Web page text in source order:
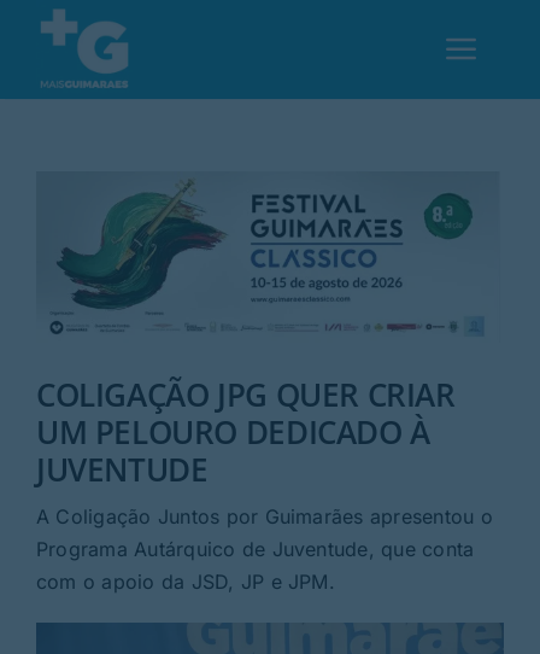
content
Desporto
Opinião
Região
Rubricas
Jornal
COLIGAÇÃO JPG QUER CRIAR
UM PELOURO DEDICADO À
JUVENTUDE
A Coligação Juntos por Guimarães apresentou o
Programa Autárquico de Juventude, que conta
com o apoio da JSD, JP e JPM.